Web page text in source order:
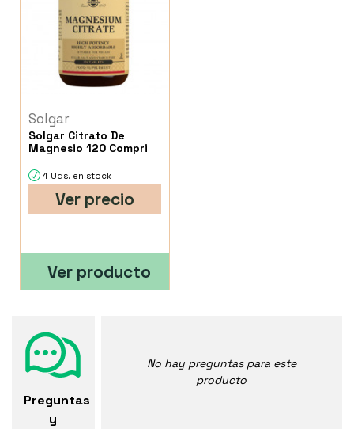
Solgar
Solgar Citrato De
Magnesio 120 Compri
4 Uds. en stock
Ver precio
Ver producto
Preguntas
y
No hay preguntas para este
producto